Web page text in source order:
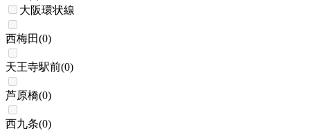
大阪環状線
西梅田(0)
天王寺駅前(0)
芦原橋(0)
西九条(0)